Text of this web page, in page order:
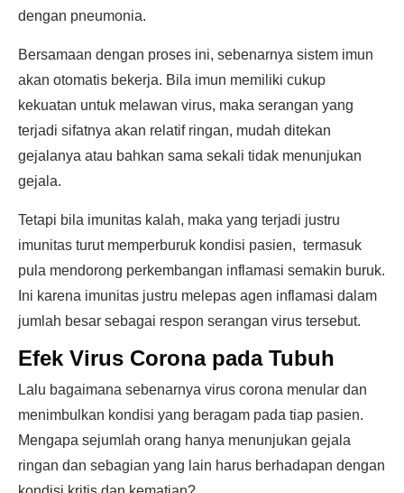
dengan pneumonia.
Bersamaan dengan proses ini, sebenarnya sistem imun
akan otomatis bekerja. Bila imun memiliki cukup
kekuatan untuk melawan virus, maka serangan yang
terjadi sifatnya akan relatif ringan, mudah ditekan
gejalanya atau bahkan sama sekali tidak menunjukan
gejala.
Tetapi bila imunitas kalah, maka yang terjadi justru
imunitas turut memperburuk kondisi pasien, termasuk
pula mendorong perkembangan inflamasi semakin buruk.
Ini karena imunitas justru melepas agen inflamasi dalam
jumlah besar sebagai respon serangan virus tersebut.
Efek Virus Corona pada Tubuh
Lalu bagaimana sebenarnya virus corona menular dan
menimbulkan kondisi yang beragam pada tiap pasien.
Mengapa sejumlah orang hanya menunjukan gejala
ringan dan sebagian yang lain harus berhadapan dengan